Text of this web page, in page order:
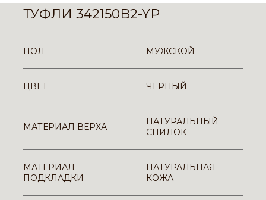
ТУФЛИ 342150B2-YP
ПОЛ МУЖСКОЙ
ЦВЕТ ЧЕРНЫЙ
МАТЕРИАЛ ВЕРХА
НАТУРАЛЬНЫЙ
СПИЛОК
МАТЕРИАЛ
ПОДКЛАДКИ
НАТУРАЛЬНАЯ
КОЖА